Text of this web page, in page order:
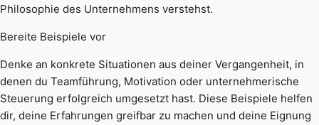
Philosophie des Unternehmens verstehst.
Bereite Beispiele vor
Denke an konkrete Situationen aus deiner Vergangenheit, in
denen du Teamführung, Motivation oder unternehmerische
Steuerung erfolgreich umgesetzt hast. Diese Beispiele helfen
dir, deine Erfahrungen greifbar zu machen und deine Eignung